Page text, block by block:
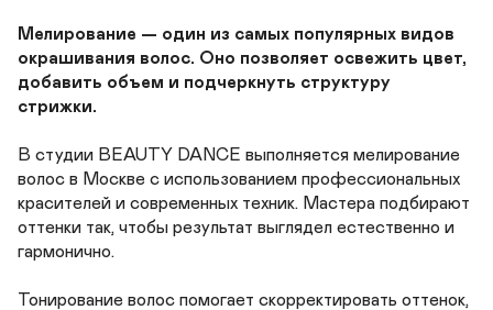
Мелирование — один из самых популярных видов
окрашивания волос. Оно позволяет освежить цвет,
добавить объем и подчеркнуть структуру
стрижки.
В студии BEAUTY DANCE выполняется мелирование
волос в Москве с использованием профессиональных
красителей и современных техник. Мастера подбирают
оттенки так, чтобы результат выглядел естественно и
гармонично.
Тонирование волос помогает скорректировать оттенок,